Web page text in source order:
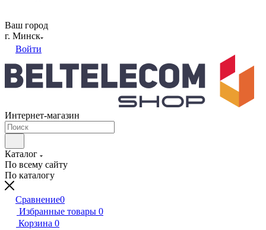
Ваш город
г. Минск
Войти
Интернет-магазин
Каталог
По всему сайту
По каталогу
Сравнение0
Избранные товары 0
Корзина 0